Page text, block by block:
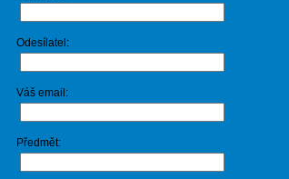
Odesílatel:
Váš email:
Předmět: